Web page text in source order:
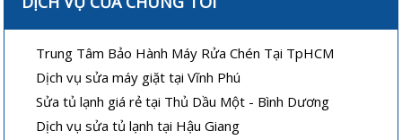
Trung Tâm Bảo Hành Máy Rửa Chén Tại TpHCM
Dịch vụ sửa máy giặt tại Vĩnh Phú
Sửa tủ lạnh giá rẻ tại Thủ Dầu Một - Bình Dương
Dịch vụ sửa tủ lạnh tại Hậu Giang